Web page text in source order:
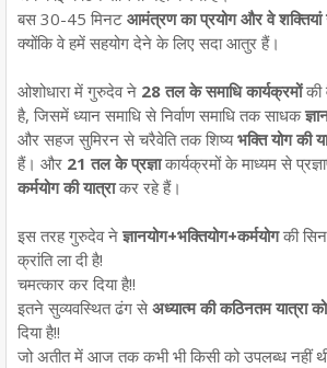
बस 30-45 मिनट आमंत्रण का प्रयोग और वे शक्तियां
क्योंकि वे हमें सहयोग देने के लिए सदा आतुर हैं।
ओशोधारा में गुरुदेव ने 28 तल के समाधि कार्यक्रमोंकी
है, जिसमें ध्यान समाधि से निर्वाण समाधि तक साधक
और सहज सुमिरन से चरैवेति तक शिष्यभक्ति योग की
हैं। और 21 तल के प्रज्ञाकार्यक्रमों के माध्यम से
कर्मयोग की यात्राकर रहे हैं।
इस तरह गुरुदेव ने ज्ञानयोग+भक्तियोग+कर्मयोगकी
क्रांति ला दी है!
चमत्कार कर दिया है!!
इतने सुव्यवस्थित ढंग से अध्यात्म की कठिनतम यात्रा
दिया है!!
जो अतीत में आज तक कभी भी किसी को उपलब्ध नहीं